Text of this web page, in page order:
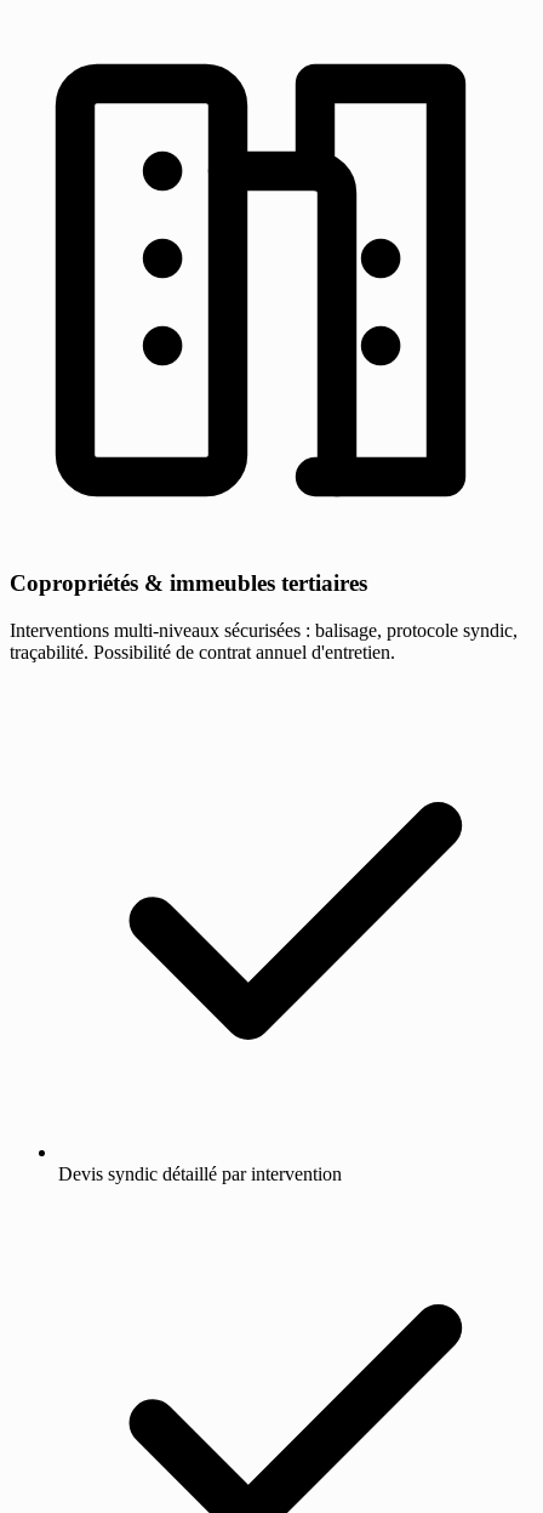
Copropriétés & immeubles tertiaires
Interventions multi-niveaux sécurisées : balisage, protocole syndic,
traçabilité. Possibilité de contrat annuel d'entretien.
Devis syndic détaillé par intervention